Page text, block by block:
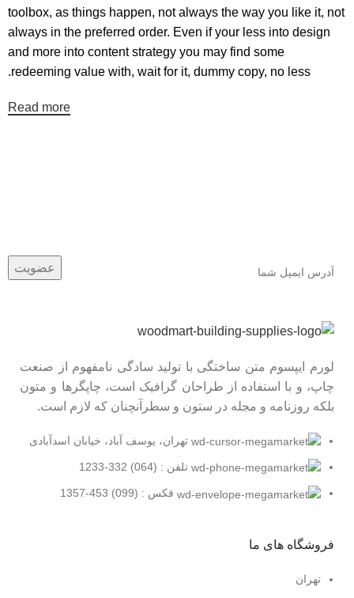
toolbox, as things happen, not always the way you like it, not
always in the preferred order. Even if your less into design
and more into content strategy you may find some
redeeming value with, wait for it, dummy copy, no less.
Read more
لورم ایپسوم متن ساختگی با تولید سادگی نامفهوم از صنعت
چاپ، و با استفاده از طراحان گرافیک است، چاپگرها و متون
بلکه روزنامه و مجله در ستون و سطرآنچنان که لازم است.
تهران، یوسف آباد، خیابان اسدآبادی
تلفن : (064) 332-1233
فکس : (099) 453-1357
فروشگاه های ما
تهران